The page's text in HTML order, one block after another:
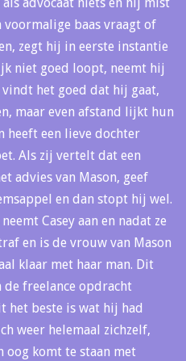
voormalige baas vraagt of
zegt hij in eerste instantie
niet goed loopt, neemt hij
het goed dat hij gaat,
maar even afstand lijkt hun
heeft een lieve dochter
Als zij vertelt dat een
advies van Mason, geef
en dan stopt hij wel.
Casey aan en nadat ze
en is de vrouw van Mason
klaar met haar man. Dit
freelance opdracht
het beste is wat hij had
weer helemaal zichzelf,
oog komt te staan met